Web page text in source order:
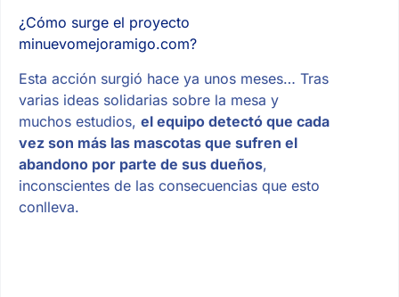
¿Cómo surge el proyecto
minuevomejoramigo.com?
Esta acción surgió hace ya unos meses… Tras
varias ideas solidarias sobre la mesa y
muchos estudios, el equipo detectó que cada
vez son más las mascotas que sufren el
abandono por parte de sus dueños,
inconscientes de las consecuencias que esto
conlleva.